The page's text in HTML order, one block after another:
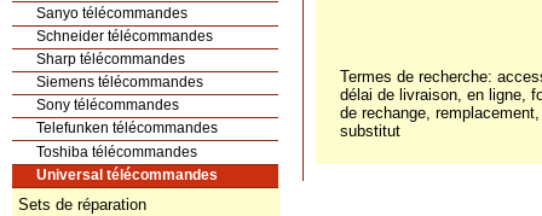
Sanyo télécommandes
Schneider télécommandes
Sharp télécommandes
Siemens télécommandes
Sony télécommandes
Telefunken télécommandes
Toshiba télécommandes
Universal télécommandes
Sets de réparation
Termes de recherche:
délai de livraison, en ligne,
de rechange,
substitut